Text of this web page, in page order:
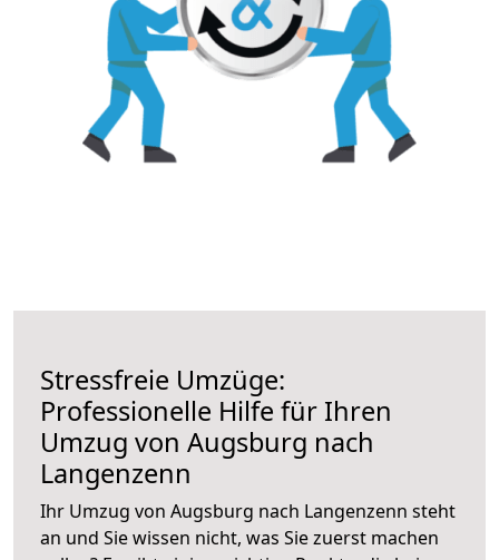
Stressfreie Umzüge:
Professionelle Hilfe für Ihren
Umzug von Augsburg nach
Langenzenn
Ihr Umzug von Augsburg nach Langenzenn steht
an und Sie wissen nicht, was Sie zuerst machen